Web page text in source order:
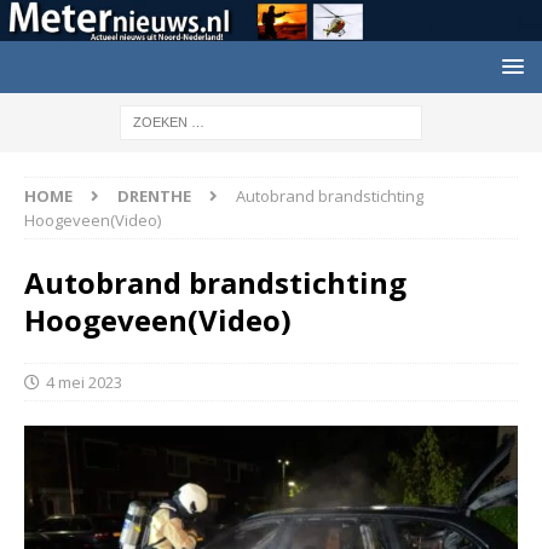
HOME DRENTHE
Autobrand brandstichting
Hoogeveen(Video)
Autobrand brandstichting
Hoogeveen(Video)
4 mei 2023